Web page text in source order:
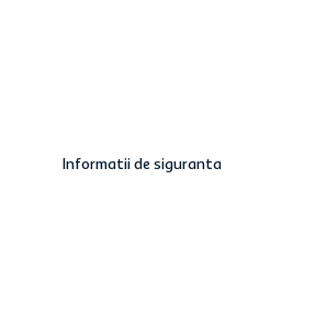
Informatii de siguranta